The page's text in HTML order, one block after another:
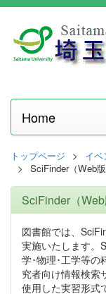
Home
トップページ
イベ
SciFinder（Web
SciFinder（
図書館では、
実施いたします。
学･物理･工学等の
究者向け情報検索
使用した実習形式